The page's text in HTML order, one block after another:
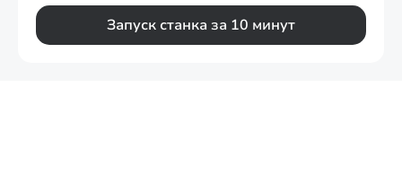
Запуск станка за 10 минут